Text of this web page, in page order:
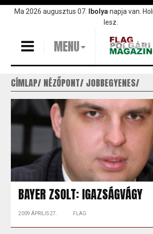
UgrásMa 2026 augusztus 07. Ibolya napja van.
lesz.
MENU
CÍMLAP NÉZŐPONT JOBBEGYENES
BAYER ZSOLT: IGAZSÁGVÁGY
2009 ÁPRILIS 27. FLAG